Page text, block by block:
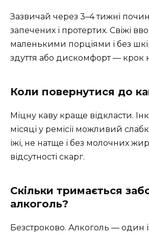
Зазвичай через 3–4 тижні
запечених і протертих. Свіжі
маленькими порціями і без
здуття або дискомфорт — крок
Коли повернутися до
Міцну каву краще відкласти.
місяці у ремісії можливий
їжі, не натще і без молочних
відсутності скарг.
Скільки тримається
алкоголь?
Безстроково. Алкоголь — один